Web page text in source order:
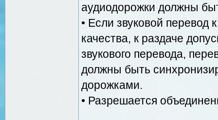
аудиодорожки должны
• Если звуковой перевод
качества, к раздаче
звукового перевода,
должны быть
дорожками.
• Разрешается